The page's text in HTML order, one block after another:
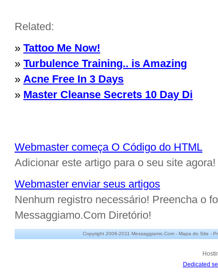
Related:
» Tattoo Me Now!
» Turbulence Training.. is Amazing
» Acne Free In 3 Days
» Master Cleanse Secrets 10 Day Di
Webmaster começa O Código do HTML
Adicionar este artigo para o seu site agora!
Webmaster enviar seus artigos
Nenhum registro necessário! Preencha o
Messaggiamo.Com Diretório!
Copyright 2006-2011 Messaggiamo.Com - Mapa do Site -
Dedicated